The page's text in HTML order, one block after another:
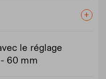
le réglage
60 mm